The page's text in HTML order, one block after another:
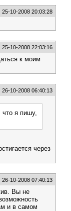
25-10-2008 20:03:28
25-10-2008 22:03:16
к моим
26-10-2008 06:40:13
что я пишу,
через
26-10-2008 07:40:13
Вы не
и в самом